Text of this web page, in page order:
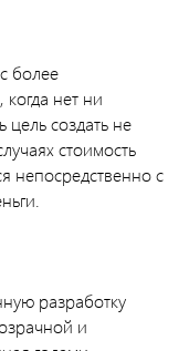
более
нет ни
цель создать не
стоимость
непосредственно с
разработку
и